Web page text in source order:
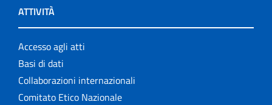
ATTIVITÀ
Accesso agli atti
Basi di dati
Collaborazioni internazionali
Comitato Etico Nazionale